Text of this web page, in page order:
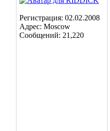
Регистрация: 02.02.2008
Адрес: Moscow
Сообщений: 21,220